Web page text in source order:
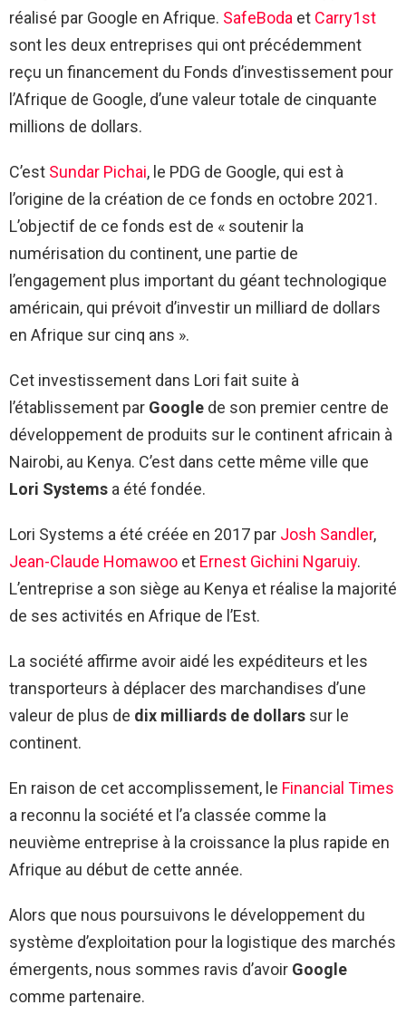
réalisé par Google en Afrique. SafeBoda et Carry1st
sont les deux entreprises qui ont précédemment
reçu un financement du Fonds d’investissement pour
l’Afrique de Google, d’une valeur totale de cinquante
millions de dollars.
C’est Sundar Pichai, le PDG de Google, qui est à
l’origine de la création de ce fonds en octobre 2021.
L’objectif de ce fonds est de « soutenir la
numérisation du continent, une partie de
l’engagement plus important du géant technologique
américain, qui prévoit d’investir un milliard de dollars
en Afrique sur cinq ans ».
Cet investissement dans Lori fait suite à
l’établissement par Google de son premier centre de
développement de produits sur le continent africain à
Nairobi, au Kenya. C’est dans cette même ville que
Lori Systems a été fondée.
Lori Systems a été créée en 2017 par Josh Sandler,
Jean-Claude Homawoo et Ernest Gichini Ngaruiy.
L’entreprise a son siège au Kenya et réalise la majorité
de ses activités en Afrique de l’Est.
La société affirme avoir aidé les expéditeurs et les
transporteurs à déplacer des marchandises d’une
valeur de plus de dix milliards de dollars sur le
continent.
En raison de cet accomplissement, le Financial Times
a reconnu la société et l’a classée comme la
neuvième entreprise à la croissance la plus rapide en
Afrique au début de cette année.
Alors que nous poursuivons le développement du
système d’exploitation pour la logistique des marchés
émergents, nous sommes ravis d’avoir Google
comme partenaire.